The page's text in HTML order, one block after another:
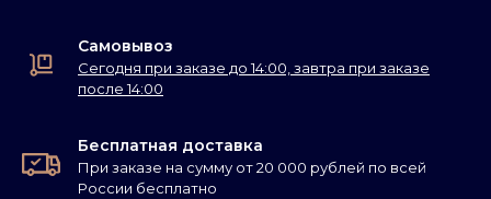
Самовывоз
Сегодня при заказе до 14:00, завтра при заказе
после 14:00
Бесплатная доставка
При заказе на сумму от 20 000 рублей по всей
России бесплатно